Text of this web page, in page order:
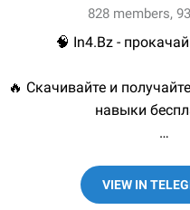
828 members,
🧠 In4.Bz -
🔥 Скачивайте и
навыки
➖ in4.bz/
➖ https://
VIEW IN